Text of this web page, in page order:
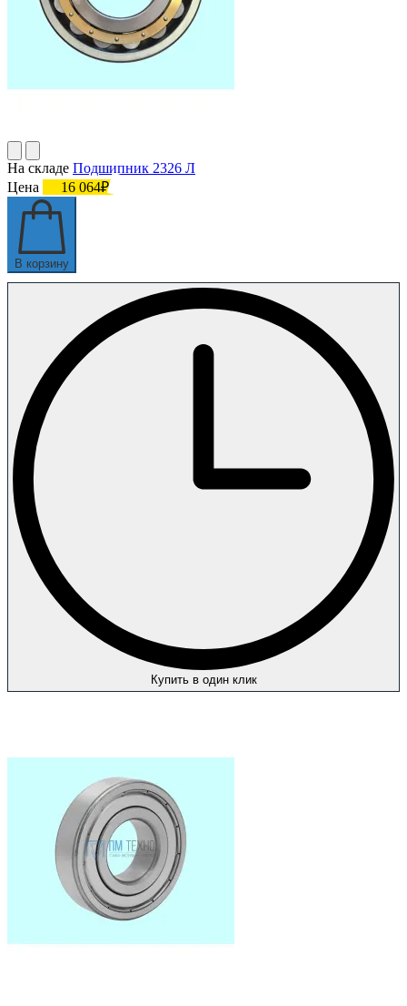
На складе Подшипник 2326 Л
Цена
16 064₽
В корзину
Купить в один клик